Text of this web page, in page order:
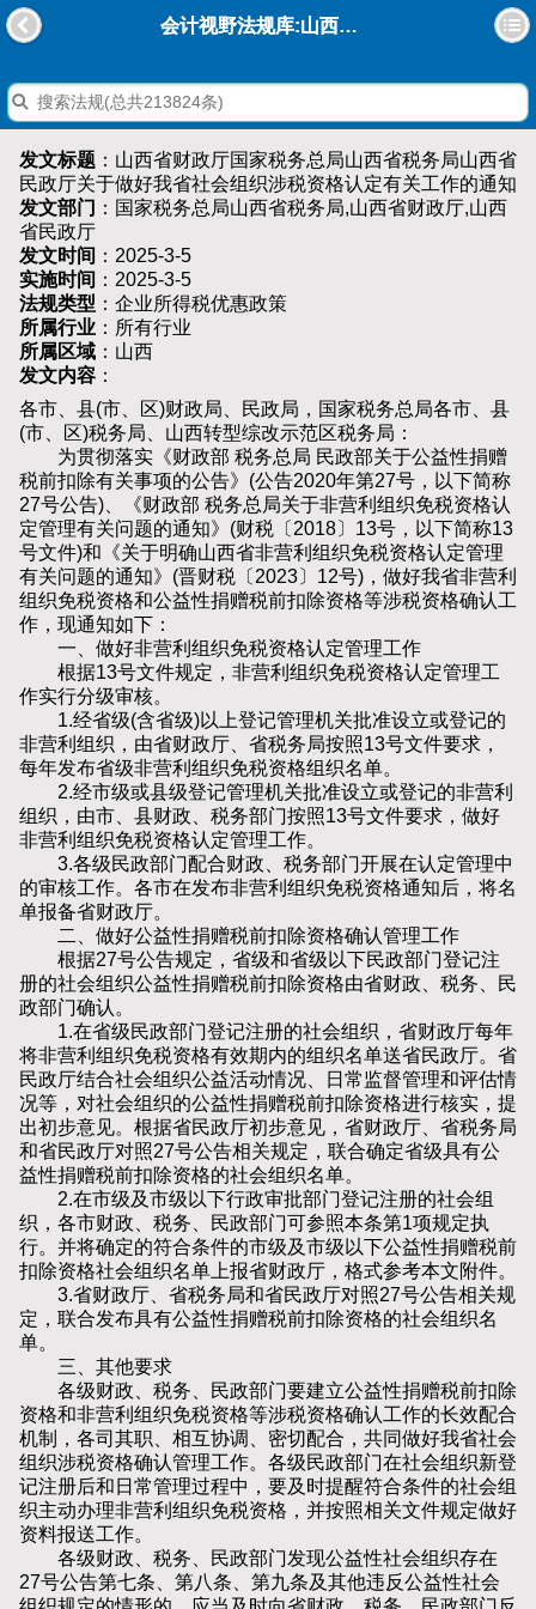
会计视野法规库:山西省财政厅国家税务总局山西省税务局山西省民政厅关于做好我省社会组织涉税资格认定有关工作的通知
发文标题 ：山西省财政厅国家税务总局山西省税务局山西省
民政厅关于做好我省社会组织涉税资格认定有关工作的通知
发文部门 ：国家税务总局山西省税务局,山西省财政厅,山西
省民政厅
发文时间 ：2025-3-5
实施时间 ：2025-3-5
法规类型 ：企业所得税优惠政策
所属行业 ：所有行业
所属区域 ：山西
发文内容 ：
各市、县(市、区)财政局、民政局，国家税务总局各市、县
(市、区)税务局、山西转型综改示范区税务局：
为贯彻落实《财政部 税务总局 民政部关于公益性捐赠
税前扣除有关事项的公告》(公告2020年第27号，以下简称
27号公告)、《财政部 税务总局关于非营利组织免税资格认
定管理有关问题的通知》(财税〔2018〕13号，以下简称13
号文件)和《关于明确山西省非营利组织免税资格认定管理
有关问题的通知》(晋财税〔2023〕12号)，做好我省非营利
组织免税资格和公益性捐赠税前扣除资格等涉税资格确认工
作，现通知如下：
一、做好非营利组织免税资格认定管理工作
根据13号文件规定，非营利组织免税资格认定管理工
作实行分级审核。
1.经省级(含省级)以上登记管理机关批准设立或登记的
非营利组织，由省财政厅、省税务局按照13号文件要求，
每年发布省级非营利组织免税资格组织名单。
2.经市级或县级登记管理机关批准设立或登记的非营利
组织，由市、县财政、税务部门按照13号文件要求，做好
非营利组织免税资格认定管理工作。
3.各级民政部门配合财政、税务部门开展在认定管理中
的审核工作。各市在发布非营利组织免税资格通知后，将名
单报备省财政厅。
二、做好公益性捐赠税前扣除资格确认管理工作
根据27号公告规定，省级和省级以下民政部门登记注
册的社会组织公益性捐赠税前扣除资格由省财政、税务、民
政部门确认。
1.在省级民政部门登记注册的社会组织，省财政厅每年
将非营利组织免税资格有效期内的组织名单送省民政厅。省
民政厅结合社会组织公益活动情况、日常监督管理和评估情
况等，对社会组织的公益性捐赠税前扣除资格进行核实，提
出初步意见。根据省民政厅初步意见，省财政厅、省税务局
和省民政厅对照27号公告相关规定，联合确定省级具有公
益性捐赠税前扣除资格的社会组织名单。
2.在市级及市级以下行政审批部门登记注册的社会组
织，各市财政、税务、民政部门可参照本条第1项规定执
行。并将确定的符合条件的市级及市级以下公益性捐赠税前
扣除资格社会组织名单上报省财政厅，格式参考本文附件。
3.省财政厅、省税务局和省民政厅对照27号公告相关规
定，联合发布具有公益性捐赠税前扣除资格的社会组织名
单。
三、其他要求
各级财政、税务、民政部门要建立公益性捐赠税前扣除
资格和非营利组织免税资格等涉税资格确认工作的长效配合
机制，各司其职、相互协调、密切配合，共同做好我省社会
组织涉税资格确认管理工作。各级民政部门在社会组织新登
记注册后和日常管理过程中，要及时提醒符合条件的社会组
织主动办理非营利组织免税资格，并按照相关文件规定做好
资料报送工作。
各级财政、税务、民政部门发现公益性社会组织存在
27号公告第七条、第八条、第九条及其他违反公益性社会